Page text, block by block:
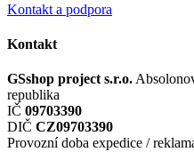
Kontakt a podpora
Kontakt
GSshop project s.r.o.
republika
IČ 09703390
DIČ CZ09703390
Provozní doba expedice /